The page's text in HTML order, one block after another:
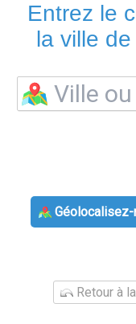
Entrez le
la ville
Géolocalisez-
Retour à